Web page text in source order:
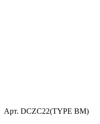
Арт. DCZC22(TYPE BM)